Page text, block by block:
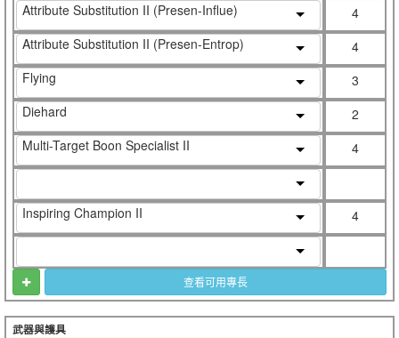
Attribute Substitution II (Presen-Influe)
4
Attribute Substitution II (Presen-Entrop)
4
Flying
3
Diehard
2
Multi-Target Boon Specialist II
4
Inspiring Champion II 4
查看可用專長
武器與護具